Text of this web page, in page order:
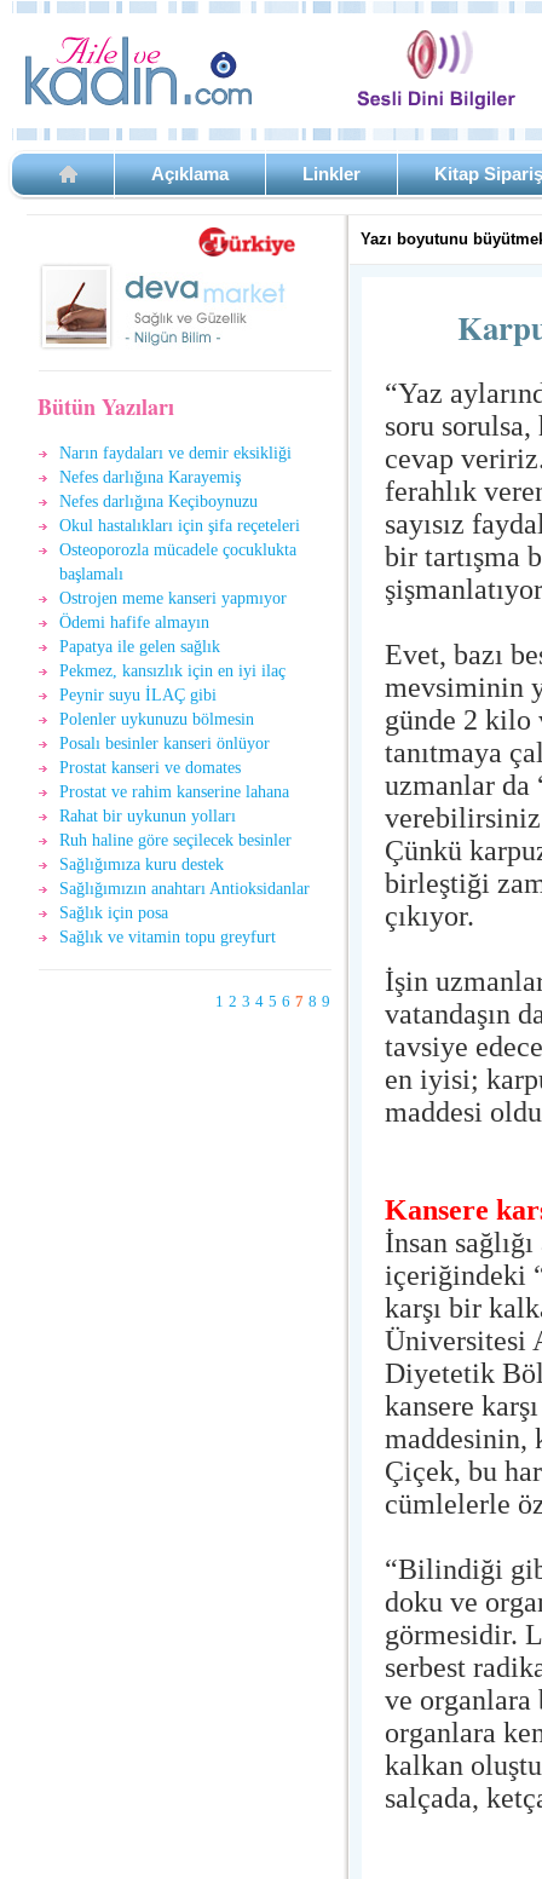
Açıklama Linkler Kitap
Bütün Yazıları
Narın faydaları ve demir eksikliği
Nefes darlığına Karayemiş
Nefes darlığına Keçiboynuzu
Okul hastalıkları için şifa reçeteleri
Osteoporozla mücadele çocuklukta
başlamalı
Ostrojen meme kanseri yapmıyor
Ödemi hafife almayın
Papatya ile gelen sağlık
Pekmez, kansızlık için en iyi ilaç
Peynir suyu İLAÇ gibi
Polenler uykunuzu bölmesin
Posalı besinler kanseri önlüyor
Prostat kanseri ve domates
Prostat ve rahim kanserine lahana
Rahat bir uykunun yolları
Ruh haline göre seçilecek besinler
Sağlığımıza kuru destek
Sağlığımızın anahtarı Antioksidanlar
Sağlık için posa
Sağlık ve vitamin topu greyfurt
1 2 3 4 5 6 7 8 9
Yazı boyutunu
“Yaz
soru
cevap
ferahlık
sayısız
bir tartışma
Evet, bazı
mevsiminin
günde 2 kilo
tanıtmaya
uzmanlar
Çünkü
birleştiği
çıkıyor.
İşin
vatandaşın
tavsiye
en iyisi;
maddesi
Kansere
İnsan
içeriğindeki
karşı bir
Üniversitesi
Diyetetik
kansere
maddesinin,
Çiçek, bu
cümlelerle
“Bilindiği
doku ve
görmesidir.
serbest
ve organlara
organlara
kalkan
salçada,